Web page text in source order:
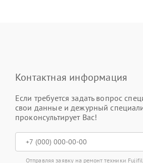
Контактная информация
Если требуется задать вопрос
свои данные и дежурный
проконсультирует Вас!
Отправляя заявку на ремонт техники